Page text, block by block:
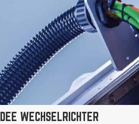
DEE WECHSELRICHTER